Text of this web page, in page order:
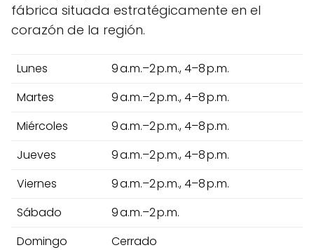
fábrica situada estratégicamente en el
corazón de la región.
Lunes
9 a.m.–2 p.m., 4–8 p.m.
Martes
9 a.m.–2 p.m., 4–8 p.m.
Miércoles
9 a.m.–2 p.m., 4–8 p.m.
Jueves
9 a.m.–2 p.m., 4–8 p.m.
Viernes
9 a.m.–2 p.m., 4–8 p.m.
Sábado
9 a.m.–2 p.m.
Domingo
Cerrado